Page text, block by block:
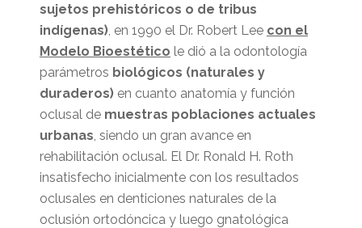
sujetos prehistóricos o de tribus
indígenas), en 1990 el Dr. Robert Lee con el
Modelo Bioestético le dió a la odontología
parámetros biológicos (naturales y
duraderos)en cuanto anatomía y función
oclusal de muestras poblaciones actuales
urbanas, siendo un gran avance en
rehabilitación oclusal. El Dr. Ronald H. Roth
insatisfecho inicialmente con los resultados
oclusales en denticiones naturales de la
oclusión ortodóncica y luego gnatológica